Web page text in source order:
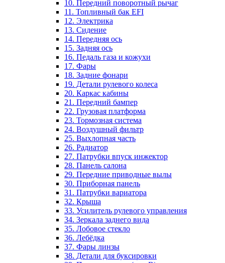
10. Передний поворотный рычаг
11. Топливный бак EFI
12. Электрика
13. Сидение
14. Передняя ось
15. Задняя ось
16. Педаль газа и кожухи
17. Фары
18. Задние фонари
19. Детали рулевого колеса
20. Каркас кабины
21. Передний бампер
22. Грузовая платформа
23. Тормозная система
24. Воздушный фильтр
25. Выхлопная часть
26. Радиатор
27. Патрубки впуск инжектор
28. Панель салона
29. Передние приводные вылы
30. Приборная панель
31. Патрубки вариатора
32. Крыша
33. Усилитель рулевого управления
34. Зеркала заднего вида
35. Лобовое стекло
36. Лебёдка
37. Фары линзы
38. Детали для буксировки